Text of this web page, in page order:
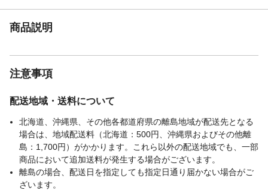
商品説明
注意事項
配送地域・送料について
北海道、沖縄県、その他各都道府県の離島地域が配送先となる
場合は、地域配送料（北海道：500円、沖縄県およびその他離
島：1,700円）がかかります。これら以外の配送地域でも、一部
商品において追加送料が発生する場合がございます。
離島の場合、配送日を指定しても指定日通り届かない場合がご
ざいます。